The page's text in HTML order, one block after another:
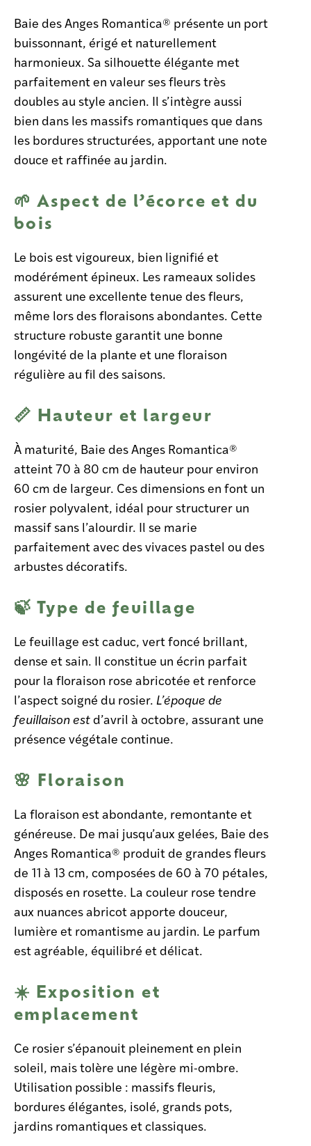
Baie des Anges Romantica® présente un port
buissonnant, érigé et naturellement
harmonieux. Sa silhouette élégante met
parfaitement en valeur ses fleurs très
doubles au style ancien. Il s’intègre aussi
bien dans les massifs romantiques que dans
les bordures structurées, apportant une note
douce et raffinée au jardin.
🌱 Aspect de l’écorce et du
bois
Le bois est vigoureux, bien lignifié et
modérément épineux. Les rameaux solides
assurent une excellente tenue des fleurs,
même lors des floraisons abondantes. Cette
structure robuste garantit une bonne
longévité de la plante et une floraison
régulière au fil des saisons.
📏 Hauteur et largeur
À maturité, Baie des Anges Romantica®
atteint 70 à 80 cm de hauteur pour environ
60 cm de largeur. Ces dimensions en font un
rosier polyvalent, idéal pour structurer un
massif sans l’alourdir. Il se marie
parfaitement avec des vivaces pastel ou des
arbustes décoratifs.
🍃 Type de feuillage
Le feuillage est caduc, vert foncé brillant,
dense et sain. Il constitue un écrin parfait
pour la floraison rose abricotée et renforce
l’aspect soigné du rosier. L’époque de
feuillaison estd’avril à octobre, assurant une
présence végétale continue.
🌸 Floraison
La floraison est abondante, remontante et
généreuse. De mai jusqu’aux gelées, Baie des
Anges Romantica® produit de grandes fleurs
de 11 à 13 cm, composées de 60 à 70 pétales,
disposés en rosette. La couleur rose tendre
aux nuances abricot apporte douceur,
lumière et romantisme au jardin. Le parfum
est agréable, équilibré et délicat.
☀️ Exposition et
emplacement
Ce rosier s’épanouit pleinement en plein
soleil, mais tolère une légère mi-ombre.
Utilisation possible : massifs fleuris,
bordures élégantes, isolé, grands pots,
jardins romantiques et classiques.